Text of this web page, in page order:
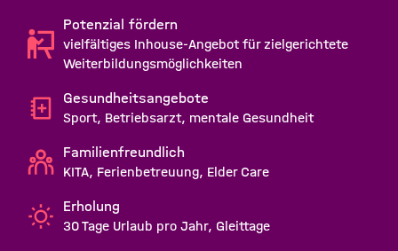
Potenzial fördern
vielfältiges Inhouse-Angebot für zielgerichtete
Weiterbildungsmöglichkeiten
Gesundheitsangebote
Sport, Betriebsarzt, mentale Gesundheit
Familienfreundlich
KITA, Ferienbetreuung, Elder Care
Erholung
30 Tage Urlaub pro Jahr, Gleittage